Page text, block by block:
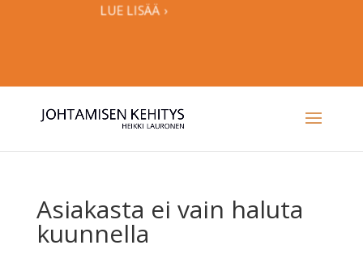
Asiakasta ei vain haluta
kuunnella
LUE LISÄÄ ›